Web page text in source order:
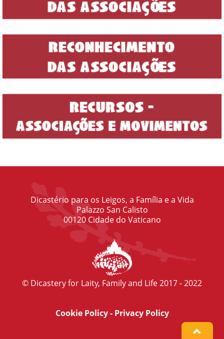
Dicastério para os Leigos, a Família e a Vida
Palazzo San Calisto
00120 Cidade do Vaticano
© Dicastery for Laity, Family and Life 2017 - 2022
Cookie Policy- Privacy Policy